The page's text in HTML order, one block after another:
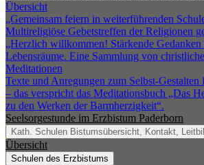
Übersicht
„Gemeinsam feiern in weiterführenden
Multireligiöse Gebetstreffen der Religionen
„Herzlich willkommen! Stärkende
Lebensräume. Eine Sammlung von
Meditationen
Texte und Anregungen zum Selbst-
– das verspricht das Meditationsbuch „Das
zu den Werken der Barmherzigkeit“.
Seelsorgestunde im Erzbistum Paderborn
Kath. Schulen Bistumsübersicht, Kontakt,
Übersicht
Schulen des Erzbistums